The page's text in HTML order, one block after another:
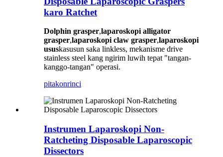
karo Ratchet
Dolphin grasper,laparoskopi alligator
grasper,laparoskopi claw grasper,laparoskopi
ususkasusun saka linkless, mekanisme drive
stainless steel kang ngirim luwih tepat "tangan-
kanggo-tangan" operasi.
pitakonrinci
Instrumen Laparoskopi Non-
Ratcheting Disposable Laparoscopic
Dissectors